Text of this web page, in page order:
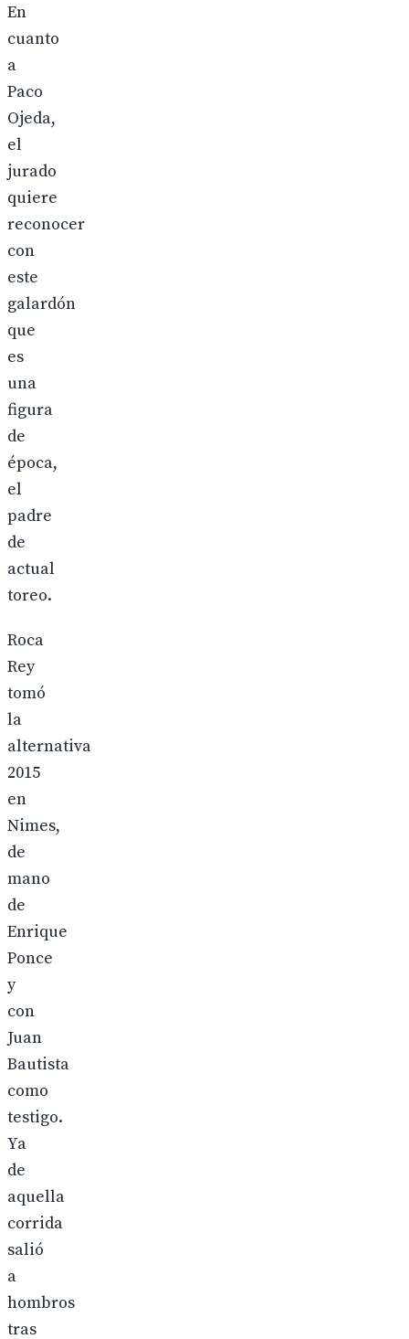
En
cuanto
a
Paco
Ojeda,
el
jurado
quiere
reconocer
con
este
galardón
que
es
una
figura
de
época,
el
padre
de
actual
toreo.
Roca
Rey
tomó
la
alternativa
2015
en
Nimes,
de
mano
de
Enrique
Ponce
y
con
Juan
Bautista
como
testigo.
Ya
de
aquella
corrida
salió
a
hombros
tras